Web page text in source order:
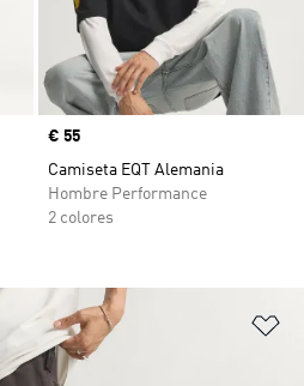
Precio
€ 55
Camiseta EQT Alemania
Hombre Performance
2 colores